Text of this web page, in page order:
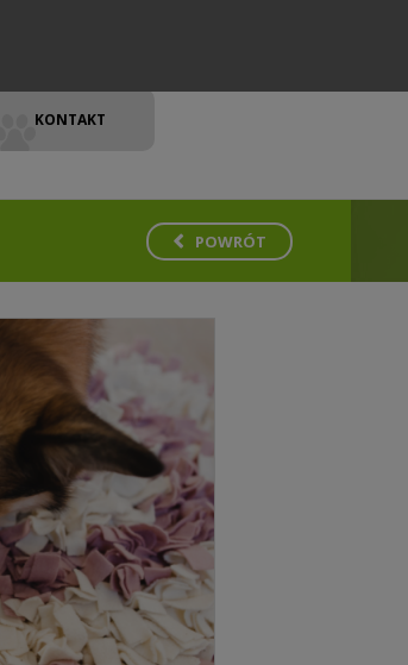
KONTAKT
POWRÓT